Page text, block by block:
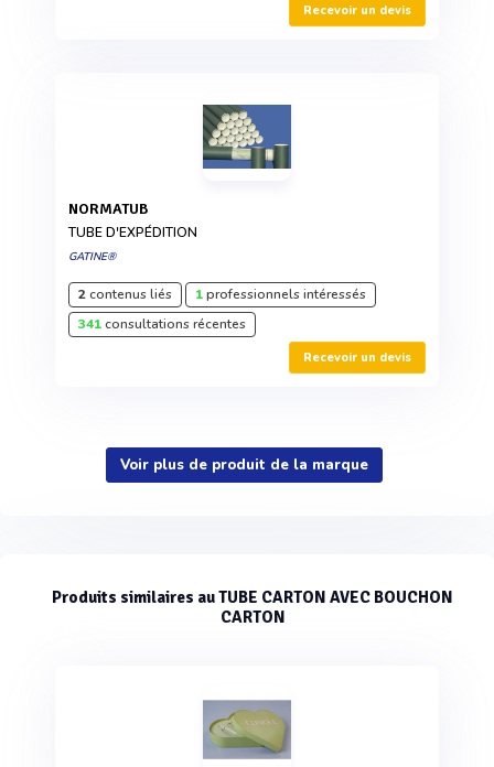
Recevoir un devis
NORMATUB
TUBE D'EXPÉDITION
GATINE®
2contenus liés 1professionnels intéressés
341consultations récentes
Recevoir un devis
Voir plus de produit de la marque
Produits similaires au TUBE CARTON AVEC BOUCHON
CARTON